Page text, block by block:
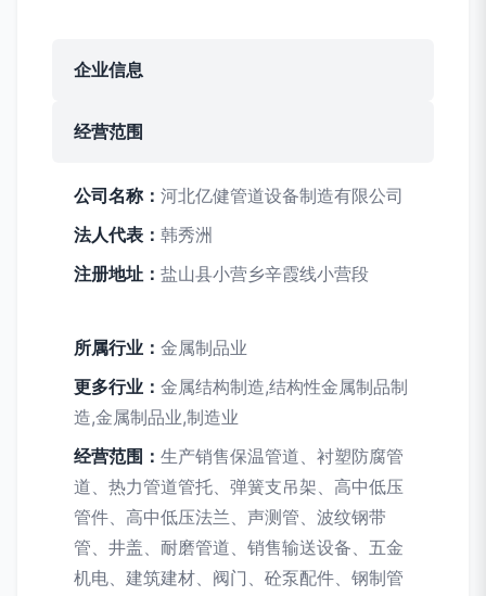
企业信息
经营范围
公司名称： 河北亿健管道设备制造有限公司
法人代表： 韩秀洲
注册地址： 盐山县小营乡辛霞线小营段
所属行业： 金属制品业
更多行业： 金属结构制造,结构性金属制品制
造,金属制品业,制造业
经营范围： 生产销售保温管道、衬塑防腐管
道、热力管道管托、弹簧支吊架、高中低压
管件、高中低压法兰、声测管、波纹钢带
管、井盖、耐磨管道、销售输送设备、五金
机电、建筑建材、阀门、砼泵配件、钢制管